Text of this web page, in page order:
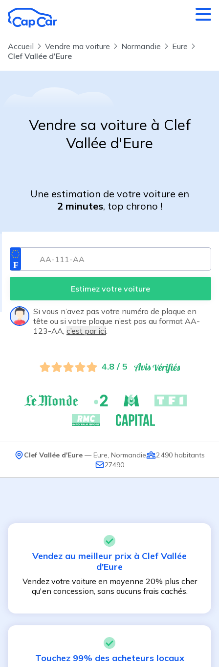
Accueil Vendre ma voiture Normandie
Eure
Clef Vallée d'Eure
Vendre sa voiture à Clef
Vallée d'Eure
Une estimation de votre voiture en
2 minutes, top chrono !
Estimez votre voiture
Si vous n’avez pas votre numéro de plaque en
tête ou si votre plaque n’est pas au format AA-
123-AA, c’est par ici
4.8 / 5
Clef Vallée d'Eure — Eure Normandie 2 490 habitants
27490
Vendez au meilleur prix à Clef Vallée
d'Eure
Vendez votre voiture en moyenne 20% plus cher
qu'en concession, sans aucuns frais cachés.
Touchez 99% des acheteurs locaux